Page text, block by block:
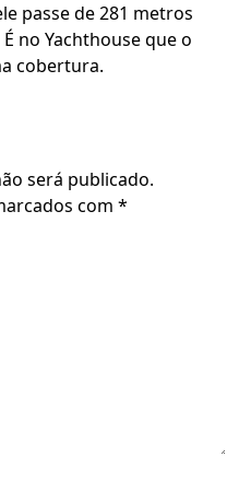
passe de 281 metros
no Yachthouse que o
cobertura.
será publicado.
com *